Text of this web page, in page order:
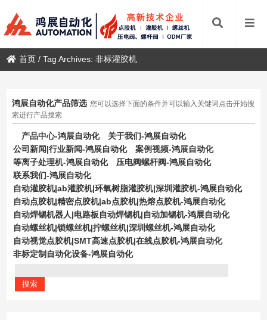
首页 /Tag Archives: 非标灌胶机
鸿展自动化产品筛选 您可以选择下面的条件并可以输入关键词点击开始搜
索进行产品搜索
产品中心-鸿展自动化
关于我们-鸿展自动化
公司新闻|行业新闻-鸿展自动化
案例视频-鸿展自动化
等离子处理机-鸿展自动化
压电阀螺杆阀-鸿展自动化
联系我们-鸿展自动化
自动灌胶机|ab灌胶机|环氧树脂灌胶机|深圳灌胶机-鸿展自动化
自动点胶机|精密点胶机|ab点胶机|热熔点胶机-鸿展自动化
自动焊锡机器人|电路板自动焊锡机|自动加锡机-鸿展自动化
自动螺丝机|锁螺丝机|拧螺丝机|深圳螺丝机-鸿展自动化
自动视觉点胶机|SMT高速点胶机|在线点胶机-鸿展自动化
非标定制自动化设备-鸿展自动化